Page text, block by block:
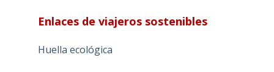
Enlaces de viajeros sostenibles
Huella ecológica